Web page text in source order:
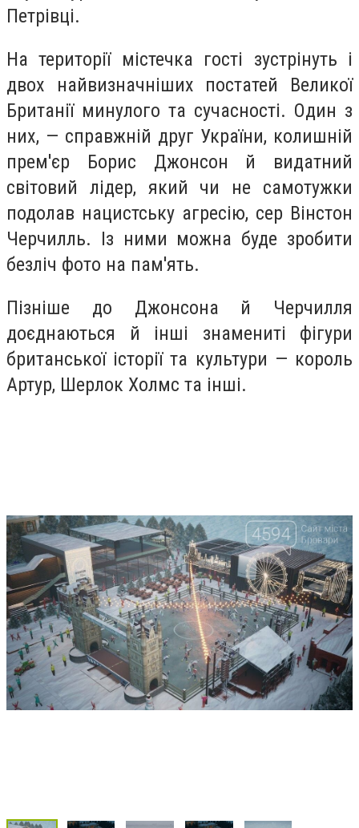
Петрівці.
На території містечка гості зустрінуть і
двох найвизначніших постатей Великої
Британії минулого та сучасності. Один з
них, — справжній друг України, колишній
прем'єр Борис Джонсон й видатний
світовий лідер, який чи не самотужки
подолав нацистську агресію, сер Вінстон
Черчилль. Із ними можна буде зробити
безліч фото на пам'ять.
Пізніше до Джонсона й Черчилля
доєднаються й інші знамениті фігури
британської історії та культури — король
Артур, Шерлок Холмс та інші.